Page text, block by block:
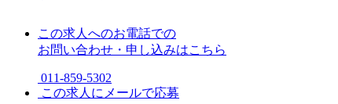
この求人へのお電話での
お問い合わせ・申し込みはこちら
011-859-5302
この求人にメールで応募